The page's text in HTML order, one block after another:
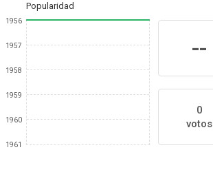
Popularidad
1956
1957
1958
1959
1960
1961
--
0
votos